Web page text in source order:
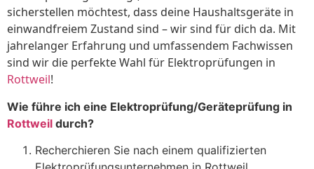
sicherstellen möchtest, dass deine Haushaltsgeräte in
einwandfreiem Zustand sind – wir sind für dich da. Mit
jahrelanger Erfahrung und umfassendem Fachwissen
sind wir die perfekte Wahl für Elektroprüfungen in
Rottweil!
Wie führe ich eine Elektroprüfung/Geräteprüfung in
Rottweil durch?
Recherchieren Sie nach einem qualifizierten